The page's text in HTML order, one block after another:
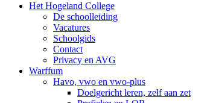
Het Hogeland College
De schoolleiding
Vacatures
Schoolgids
Contact
Privacy en AVG
Warffum
Havo, vwo en vwo-plus
Doelgericht leren, zelf aan zet